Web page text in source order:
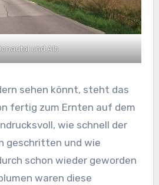
und Alb
sehen könnt, steht das
fertig zum Ernten auf dem
wie schnell der
geschritten und wie
schon wieder geworden
waren diese